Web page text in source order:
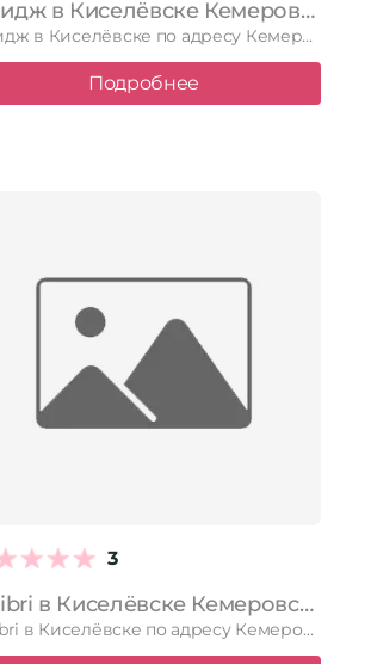
Имидж в Киселёвске Кемеровская область — Кузбасс, Киселевск, Томская, 20, 1 этаж
Имидж в Киселёвске по адресу Кемеровская область — Кузбасс, Киселевск, …
Подробнее
3
Colibri в Киселёвске Кемеровская область — Кузбасс, Киселевск, Транспортная, 15, 2 павильон; 2 этаж; левое крыло
Colibri в Киселёвске по адресу Кемеровская область — Кузбасс, Киселевск, …